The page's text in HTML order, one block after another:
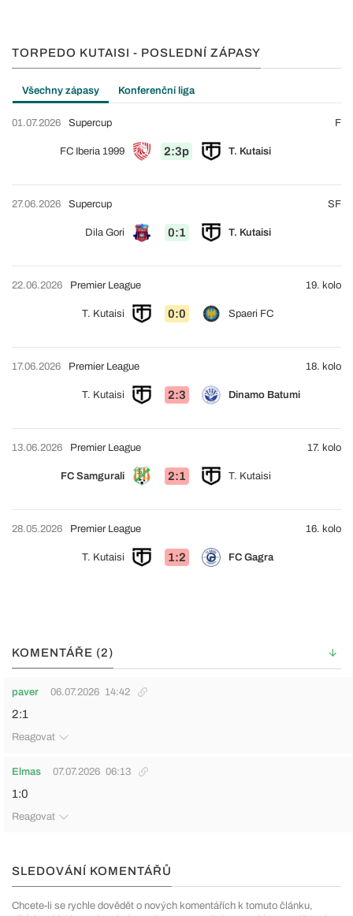
TORPEDO KUTAISI - POSLEDNÍ ZÁPASY
Všechny zápasy Konferenční liga
01.07.2026
FC Iberia 1999 2:3p T. Kutaisi
Supercup F
27.06.2026
Dila Gori 0:1 T. Kutaisi
Supercup SF
22.06.2026
T. Kutaisi 0:0 Spaeri FC
Premier League 19. kolo
17.06.2026
T. Kutaisi 2:3 Dinamo Batumi
Premier League 18. kolo
13.06.2026
FC Samgurali 2:1 T. Kutaisi
Premier League 17. kolo
28.05.2026
T. Kutaisi 1:2 FC Gagra
Premier League 16. kolo
KOMENTÁŘE (2)
paver 06.07.2026 14:42
2:1
Reagovat
Elmas 07.07.2026 06:13
1:0
Reagovat
SLEDOVÁNÍ KOMENTÁŘŮ
Chcete-li se rychle dovědět o nových komentářích k tomuto článku,